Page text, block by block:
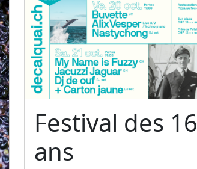
Festival des 16
ans